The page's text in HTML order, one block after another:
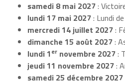
samedi 8 mai 2027:
lundi 17 mai 2027: Lundi
mercredi 14 juillet 2027:
dimanche 15 août 2027:
lundi 1er novembre 2027:
jeudi 11 novembre 2027:
samedi 25 décembre 2027